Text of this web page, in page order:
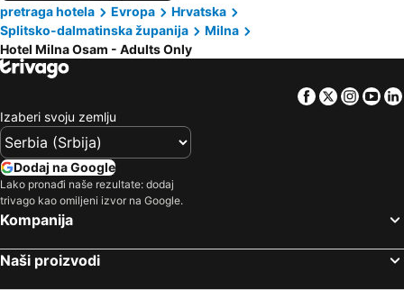
pretraga hotela
Evropa
Hrvatska
Splitsko-dalmatinska županija
Milna
Hotel Milna Osam - Adults Only
Facebook
Twitter
Izaberi svoju zemlju
Dodaj na Google
Lako pronađi naše rezultate: dodaj
trivago kao omiljeni izvor na Google.
Kompanija
Naši proizvodi